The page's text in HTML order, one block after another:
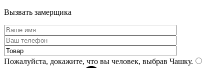
Вызвать замерщика
Пожалуйста, докажите, что вы человек, выбрав Чашку.